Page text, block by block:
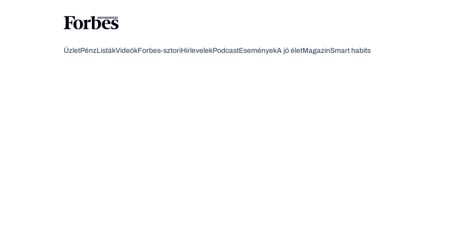
ÜzletPénzListákVideókForbes-sztoriHírlevelekPodcastEseményekA jó életMagazinSmart habits